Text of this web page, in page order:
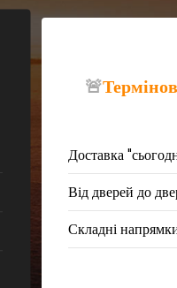
🚨
Доставка
Від дверей до
Складні